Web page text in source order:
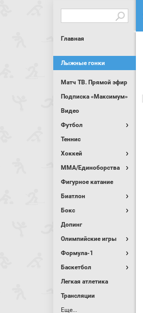
Главная
Лыжные гонки
Матч ТВ. Прямой эфир
Подписка «Максимум»
Видео
Футбол
Теннис
Хоккей
MMA/Единоборства
Фигурное катание
Биатлон
Бокс
Допинг
Олимпийские игры
Формула-1
Баскетбол
Легкая атлетика
Трансляции
Еще...